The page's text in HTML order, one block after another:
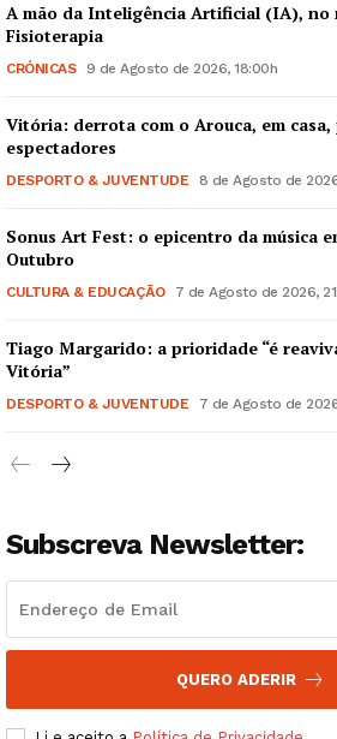
Guimarães,
Institucional
Artigos
Edição Digital
Grande Entrevista
A mão da Inteligência Artificial (IA), no
Fisioterapia
CRÓNICAS 9 de Agosto de 2026, 18:00h
Vitória: derrota com o Arouca, em casa,
espectadores
DESPORTO & JUVENTUDE 8 de Agosto de
Sonus Art Fest: o epicentro da música
Outubro
CULTURA & EDUCAÇÃO 7 de Agosto de 2026,
Tiago Margarido: a prioridade “é
Vitória”
DESPORTO & JUVENTUDE 7 de Agosto de
Subscreva Newsletter:
QUERO ADERIR